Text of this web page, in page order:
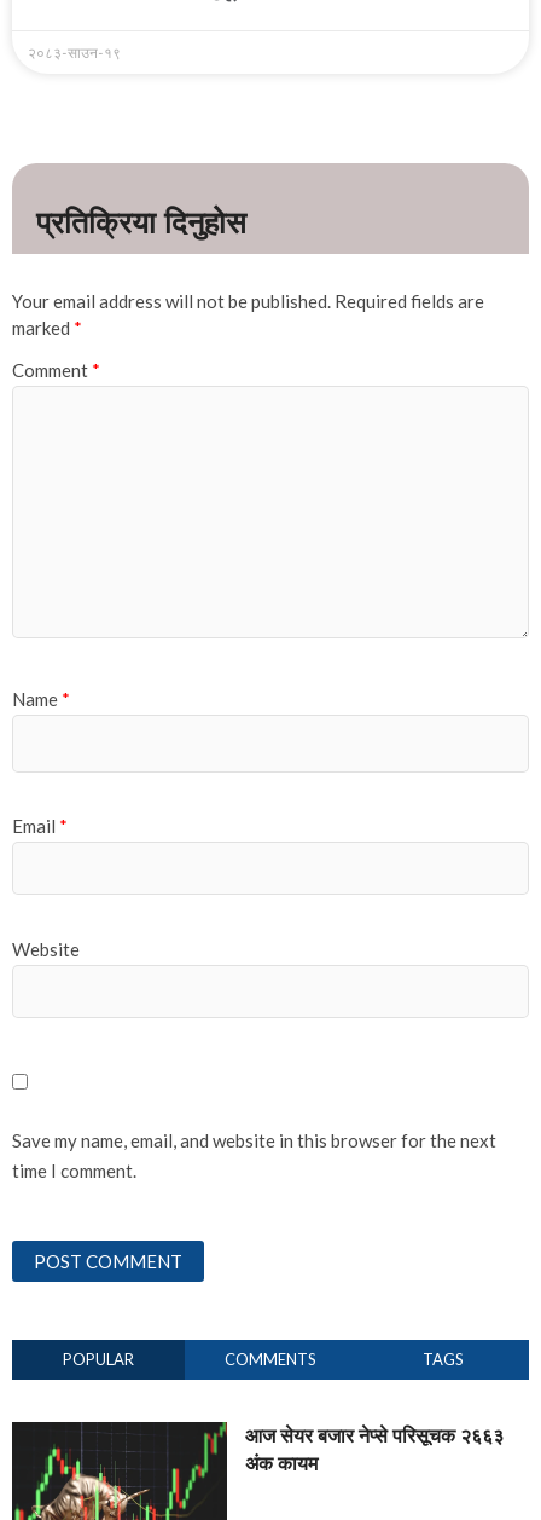
२०८३-साउन-१९
Your email address will not be published. Required fields are
marked *
Comment *
Name *
Email *
Website
Save my name, email, and website in this browser for the next
time I comment.
POPULAR COMMENTS TAGS
आज सेयर बजार नेप्से परिसूचक २६६३
अंक कायम